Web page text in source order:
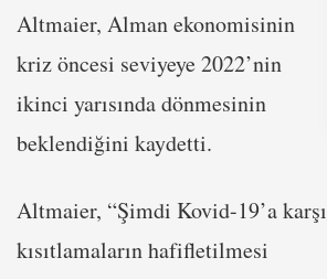
Altmaier, Alman ekonomisinin
kriz öncesi seviyeye 2022’nin
ikinci yarısında dönmesinin
beklendiğini kaydetti.
Altmaier, “Şimdi Kovid-19’a karşı
kısıtlamaların hafifletilmesi